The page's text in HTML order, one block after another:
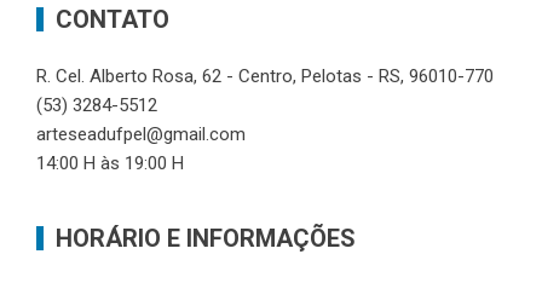
CONTATO
R. Cel. Alberto Rosa, 62 - Centro, Pelotas - RS, 96010-770
(53) 3284-5512
arteseadufpel@gmail.com
14:00 H às 19:00 H
HORÁRIO E INFORMAÇÕES